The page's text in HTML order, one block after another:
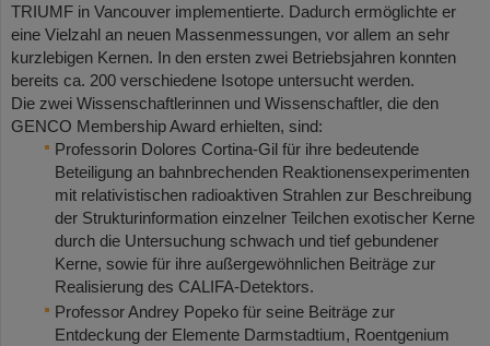
TRIUMF in Vancouver implementierte. Dadurch ermöglichte er
eine Vielzahl an neuen Massenmessungen, vor allem an sehr
kurzlebigen Kernen. In den ersten zwei Betriebsjahren konnten
bereits ca. 200 verschiedene Isotope untersucht werden.
Die zwei Wissenschaftlerinnen und Wissenschaftler, die den
GENCO Membership Award erhielten, sind:
Professorin Dolores Cortina-Gil für ihre bedeutende
Beteiligung an bahnbrechenden Reaktionensexperimenten
mit relativistischen radioaktiven Strahlen zur Beschreibung
der Strukturinformation einzelner Teilchen exotischer Kerne
durch die Untersuchung schwach und tief gebundener
Kerne, sowie für ihre außergewöhnlichen Beiträge zur
Realisierung des CALIFA-Detektors.
Professor Andrey Popeko für seine Beiträge zur
Entdeckung der Elemente Darmstadtium, Roentgenium